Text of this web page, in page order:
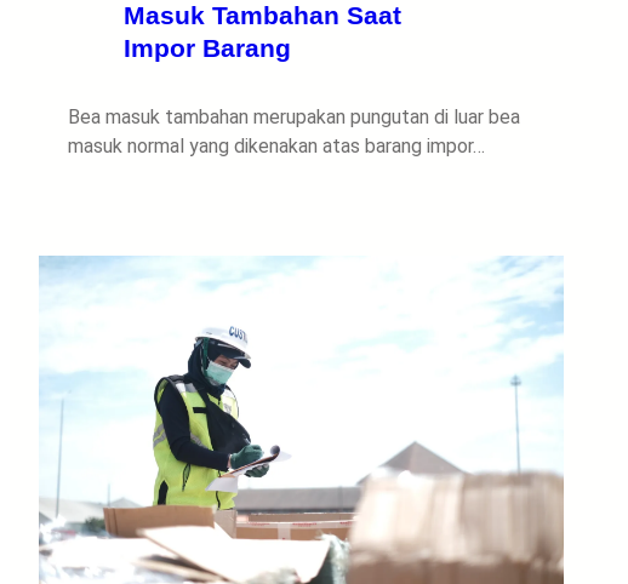
Masuk Tambahan Saat
Impor Barang
Bea masuk tambahan merupakan pungutan di luar bea
masuk normal yang dikenakan atas barang impor…